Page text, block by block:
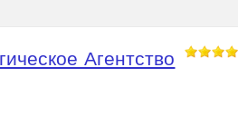
Агентство